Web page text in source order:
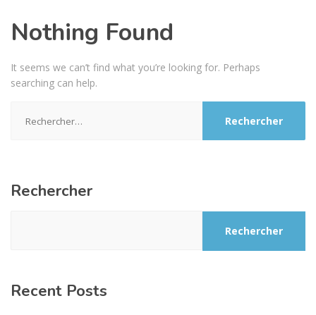
Nothing Found
It seems we can’t find what you’re looking for. Perhaps
searching can help.
Rechercher
Rechercher
Recent Posts